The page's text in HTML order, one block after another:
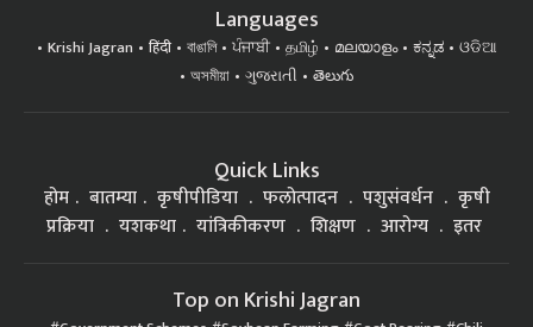
Languages
Krishi Jagran हिंदी বাঙালি ਪੰਜਾਬੀ தமிழ் മലയാളം ಕನ್ನಡ
ଓଡିଆ
অসমীয়া
ગુજરાતી తెలుగు
Quick Links
होम बातम्या कृषीपीडिया फलोत्पादन पशुसंवर्धन
कृषी
प्रक्रिया
यशकथा यांत्रिकीकरण शिक्षण आरोग्य इतर
Top on Krishi Jagran